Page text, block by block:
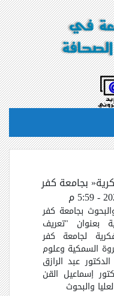
بجامعة كفر
بجامعة كفر
بعنوان "تعريف
لجامعة كفر
السمكية وعلوم
عبد الرازق
إسماعيل القن
والبحوث